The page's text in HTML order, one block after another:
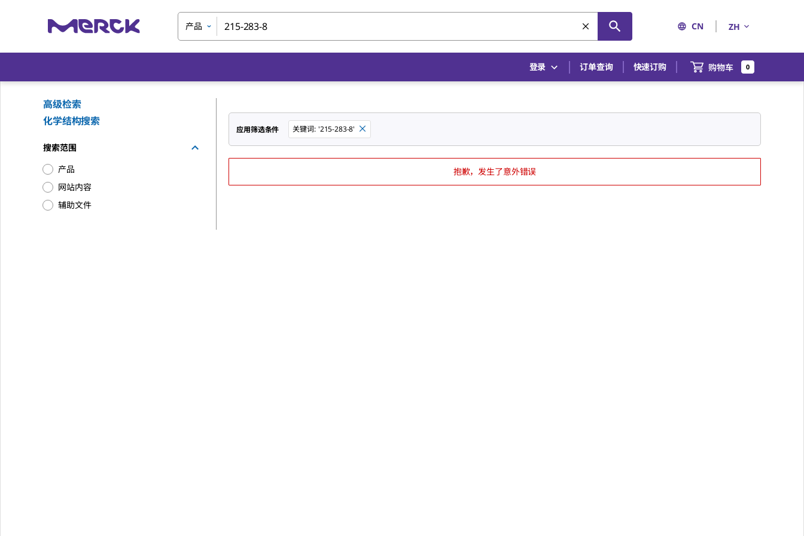
产品 CN ZH
登录 订单查询 快速订购 购物车 0
高级检索
化学结构搜索
搜索范围
产品
网站内容
辅助文件
应用筛选条件 关键词: '215-283-8'
抱歉，发生了意外错误